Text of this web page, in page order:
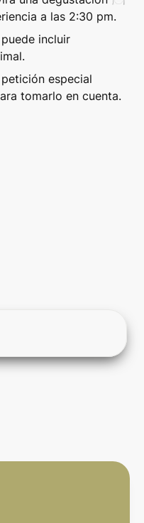
a las 2:30 pm.
incluir
especial
tomarlo en cuenta.